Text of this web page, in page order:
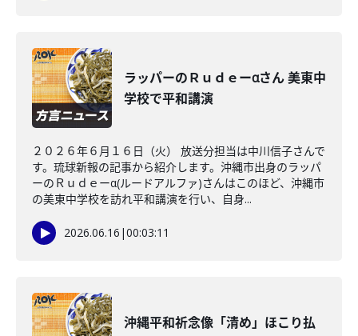
ラッパーのＲｕｄｅーαさん 美東中
学校で平和講演
２０２６年６月１６日（火） 放送分担当は中川信子さんで
す。琉球新報の記事から紹介します。沖縄市出身のラッパ
ーのＲｕｄｅーα(ルードアルファ)さんはこのほど、沖縄市
の美東中学校を訪れ平和講演を行い、自身...
2026.06.16 |00:03:11
沖縄平和祈念像「清め」ほこり払